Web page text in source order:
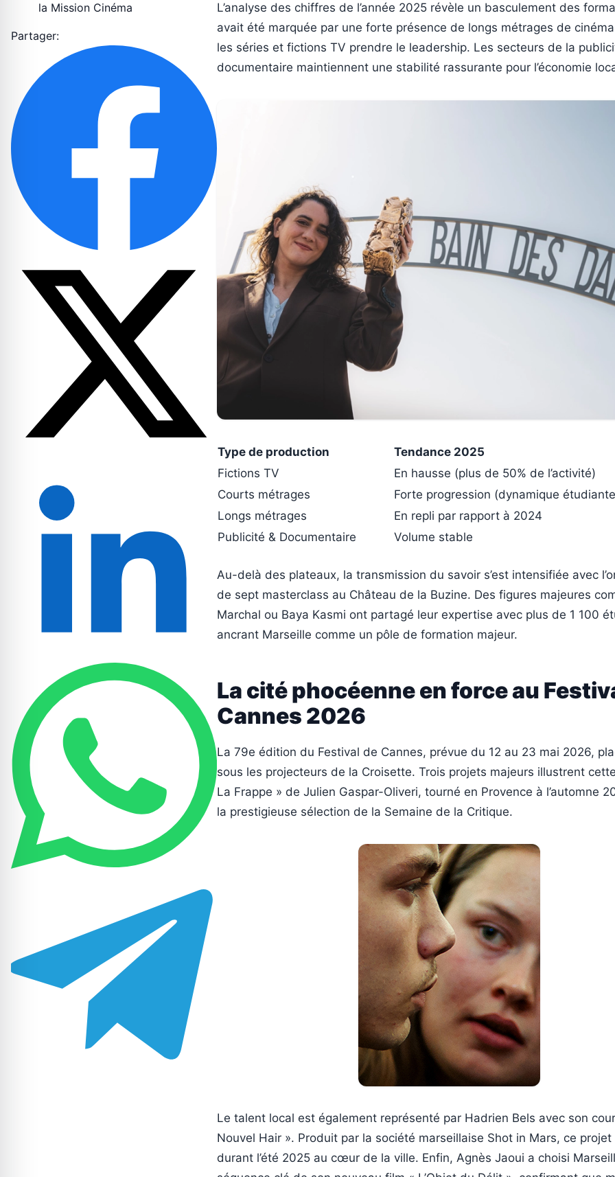
la Mission Cinéma
Partager:
L’analyse des chiffres de l’année 2025 révèle un basculement des
avait été marquée par une forte présence de longs métrages de
les séries et fictions TV prendre le leadership. Les secteurs de la
documentaire maintiennent une stabilité rassurante pour l’économie
Type de production
Tendance 2025
Fictions TV
En hausse (plus de 50% de l’activité)
Courts métrages
Forte progression (dynamique
Longs métrages
En repli par rapport à 2024
Publicité & Documentaire
Volume stable
Au-delà des plateaux, la transmission du savoir s’est intensifiée avec
de sept masterclass au Château de la Buzine. Des figures majeures
Marchal ou Baya Kasmi ont partagé leur expertise avec plus de 1 100
ancrant Marseille comme un pôle de formation majeur.
La cité phocéenne en force au
Cannes 2026
La 79e édition du Festival de Cannes, prévue du 12 au 23 mai 2026,
sous les projecteurs de la Croisette. Trois projets majeurs illustrent
La Frappe » de Julien Gaspar-Oliveri, tourné en Provence à l’automne
la prestigieuse sélection de la Semaine de la Critique.
Le talent local est également représenté par Hadrien Bels avec son
Nouvel Hair ». Produit par la société marseillaise Shot in Mars, ce
durant l’été 2025 au cœur de la ville. Enfin, Agnès Jaoui a choisi